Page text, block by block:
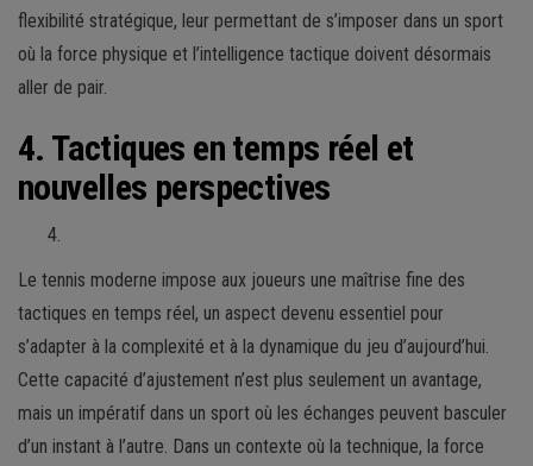
flexibilité stratégique, leur permettant de s’imposer dans un sport
où la force physique et l’intelligence tactique doivent désormais
aller de pair.
4. Tactiques en temps réel et
nouvelles perspectives
Le tennis moderne impose aux joueurs une maîtrise fine des
tactiques en temps réel, un aspect devenu essentiel pour
s’adapter à la complexité et à la dynamique du jeu d’aujourd’hui.
Cette capacité d’ajustement n’est plus seulement un avantage,
mais un impératif dans un sport où les échanges peuvent basculer
d’un instant à l’autre. Dans un contexte où la technique, la force